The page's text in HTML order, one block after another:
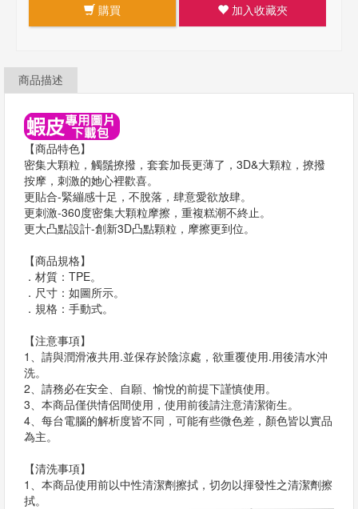
購買 加入收藏夾
商品描述
【商品特色】
密集大顆粒，觸鬚撩撥，套套加長更薄了，3D&大顆粒，撩撥
按摩，刺激的她心裡歡喜。
更貼合-緊繃感十足，不脫落，肆意愛欲放肆。
更刺激-360度密集大顆粒摩擦，重複糕潮不終止。
更大凸點設計-創新3D凸點顆粒，摩擦更到位。
【商品規格】
．材質：TPE。
．尺寸：如圖所示。
．規格：手動式。
【注意事項】
1、請與潤滑液共用.並保存於陰涼處，欲重覆使用.用後清水沖
洗。
2、請務必在安全、自願、愉悅的前提下謹慎使用。
3、本商品僅供情侶間使用，使用前後請注意清潔衛生。
4、每台電腦的解析度皆不同，可能有些微色差，顏色皆以實品
為主。
【清洗事項】
1、本商品使用前以中性清潔劑擦拭，切勿以揮發性之清潔劑擦
拭。